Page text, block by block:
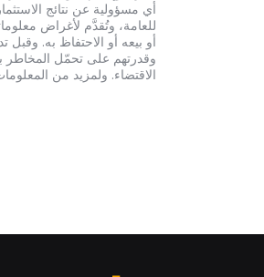
أي مسؤولية عن نتائج
للعامة، وتُقدَّم لأغراض
أو بيعه أو الاحتفاظ به. وقبل
وقدرتهم على تحمّل المخاطر
الاقتضاء. ولمزيد من